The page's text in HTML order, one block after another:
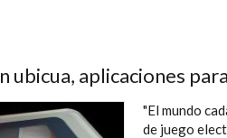
ubicua, aplicaciones
"El mundo
de juego